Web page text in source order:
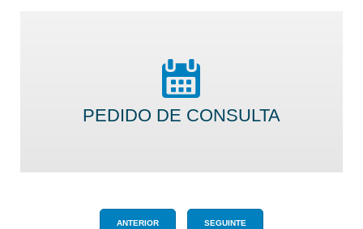
PEDIDO DE CONSULTA
ANTERIOR SEGUINTE